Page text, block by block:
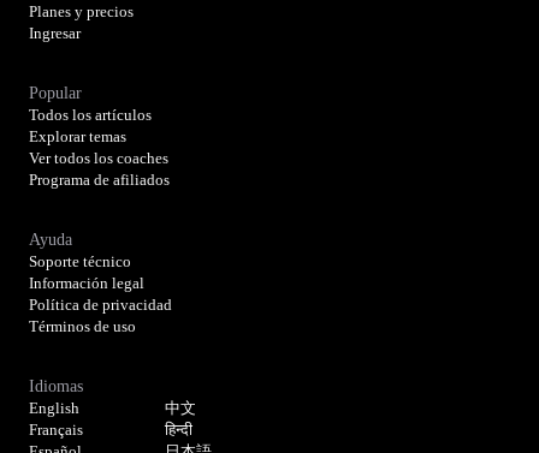
Planes y precios
Ingresar
Popular
Todos los artículos
Explorar temas
Ver todos los coaches
Programa de afiliados
Ayuda
Soporte técnico
Información legal
Política de privacidad
Términos de uso
Idiomas
English
Français
中文
हिन्दी